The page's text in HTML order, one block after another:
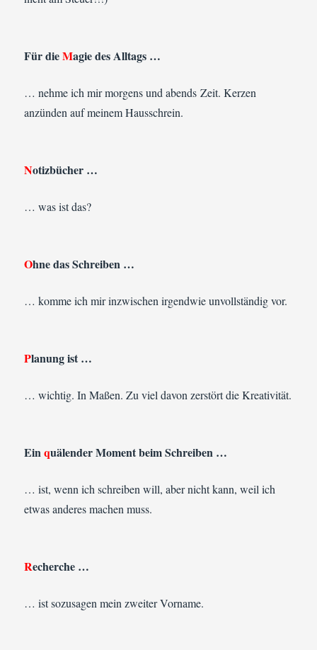
Für dieMagie des Alltags …
… nehme ich mir morgens und abends Zeit. Kerzen
anzünden auf meinem Hausschrein.
Notizbücher …
… was ist das?
Ohne das Schreiben …
… komme ich mir inzwischen irgendwie unvollständig vor.
Planung ist …
… wichtig. In Maßen. Zu viel davon zerstört die Kreativität.
Einquälender Moment beim Schreiben …
… ist, wenn ich schreiben will, aber nicht kann, weil ich
etwas anderes machen muss.
Recherche …
… ist sozusagen mein zweiter Vorname.